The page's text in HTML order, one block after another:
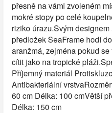
přesně na vámi zvoleném
mokré stopy po celé
riziko úrazu.Svým
předložek SeaFrame hodí
aranžmá, zejména pokud
cítit jako na tropické
Příjemný materiál
Antibakteriální
60 cm Délka: 100 cmVětší
Délka: 150 cm